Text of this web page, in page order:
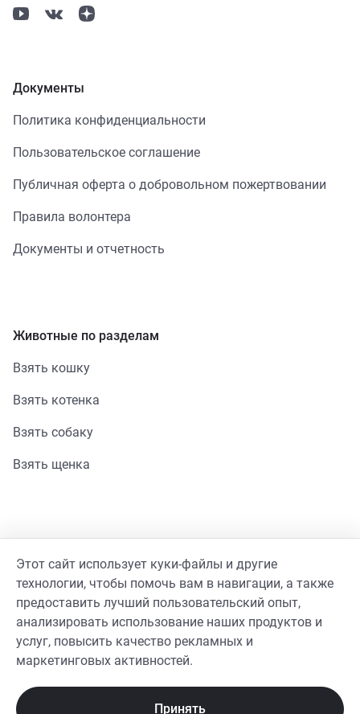
Документы
Политика конфиденциальности
Пользовательское соглашение
Публичная оферта о добровольном пожертвовании
Правила волонтера
Документы и отчетность
Животные по разделам
Взять кошку
Взять котенка
Взять собаку
Взять щенка
Стать волонтером
Гайд волонтера
Реквизиты фонда
Этот сайт использует куки-файлы и другие
технологии, чтобы помочь вам в навигации, а также
предоставить лучший пользовательский опыт,
анализировать использование наших продуктов и
услуг, повысить качество рекламных и
маркетинговых активностей.
Принять